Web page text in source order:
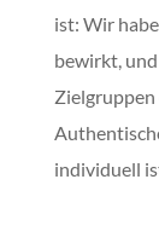
ist: Wir
bewirkt,
individuell